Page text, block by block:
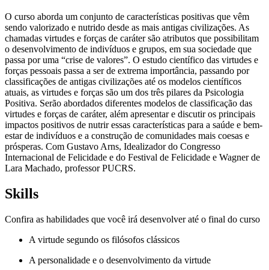
O curso aborda um conjunto de características positivas que vêm
sendo valorizado e nutrido desde as mais antigas civilizações. As
chamadas virtudes e forças de caráter são atributos que possibilitam
o desenvolvimento de indivíduos e grupos, em sua sociedade que
passa por uma “crise de valores”. O estudo científico das virtudes e
forças pessoais passa a ser de extrema importância, passando por
classificações de antigas civilizações até os modelos científicos
atuais, as virtudes e forças são um dos três pilares da Psicologia
Positiva. Serão abordados diferentes modelos de classificação das
virtudes e forças de caráter, além apresentar e discutir os principais
impactos positivos de nutrir essas características para a saúde e bem-
estar de indivíduos e a construção de comunidades mais coesas e
prósperas. Com Gustavo Arns, Idealizador do Congresso
Internacional de Felicidade e do Festival de Felicidade e Wagner de
Lara Machado, professor PUCRS.
Skills
Confira as habilidades que você irá desenvolver até o final do curso
A virtude segundo os filósofos clássicos
A personalidade e o desenvolvimento da virtude